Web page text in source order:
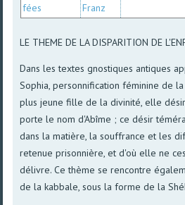
fées
Franz
LE THEME DE LA DISPARITION DE
Dans les textes gnostiques antiques
Sophia, personnification féminine de
plus jeune fille de la divinité, elle
porte le nom d'Abîme ; ce désir
dans la matière, la souffrance et les
retenue prisonnière, et d'où elle ne
délivre. Ce thème se rencontre
de la kabbale, sous la forme de la